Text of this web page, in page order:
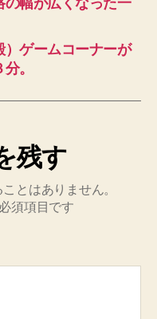
の幅が広くなった一
）ゲームコーナーが
。
残す
とはありません。
須項目です